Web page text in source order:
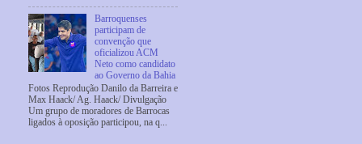
Barroquenses
participam de
convenção que
oficializou ACM
Neto como candidato
ao Governo da Bahia
Fotos Reprodução Danilo da Barreira e
Max Haack/ Ag. Haack/ Divulgação
Um grupo de moradores de Barrocas
ligados à oposição participou, na q...